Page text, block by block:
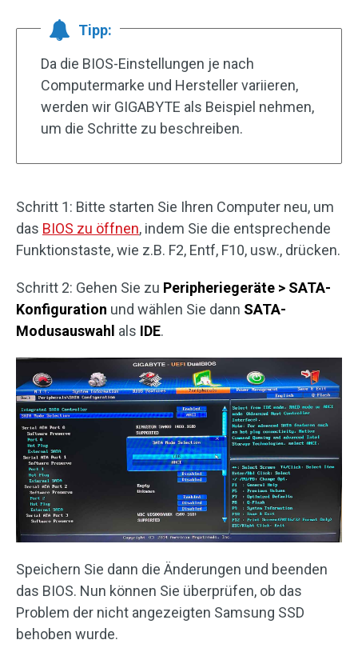
Tipp:
Da die BIOS-Einstellungen je nach
Computermarke und Hersteller variieren,
werden wir GIGABYTE als Beispiel nehmen,
um die Schritte zu beschreiben.
Schritt 1: Bitte starten Sie Ihren Computer neu, um
das BIOS zu öffnen, indem Sie die entsprechende
Funktionstaste, wie z.B. F2, Entf, F10, usw., drücken.
Schritt 2: Gehen Sie zu Peripheriegeräte > SATA-
Konfiguration und wählen Sie dann SATA-
Modusauswahl als IDE.
Speichern Sie dann die Änderungen und beenden
das BIOS. Nun können Sie überprüfen, ob das
Problem der nicht angezeigten Samsung SSD
behoben wurde.